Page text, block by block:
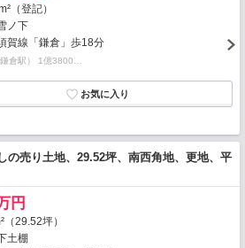
（登記）
ノ下
賀線「鎌倉」歩18分
倉駅） 1億3800…
の売り土地、29.52坪、南西角地、更地、平
円
（29.52坪）
土棚